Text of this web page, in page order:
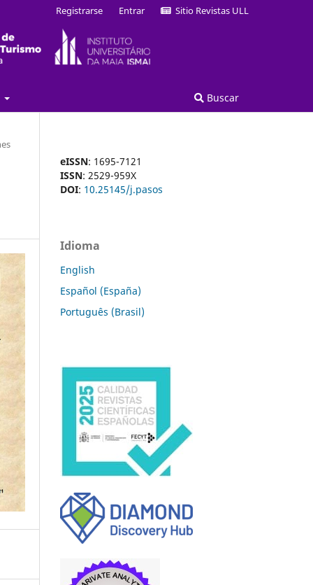
Buscar
Registrarse Entrar Sitio Revistas ULL
eISSN: 1695-7121
ISSN: 2529-959X
DOI: 10.25145/j.pasos
Idioma
English
Español (España)
Português (Brasil)